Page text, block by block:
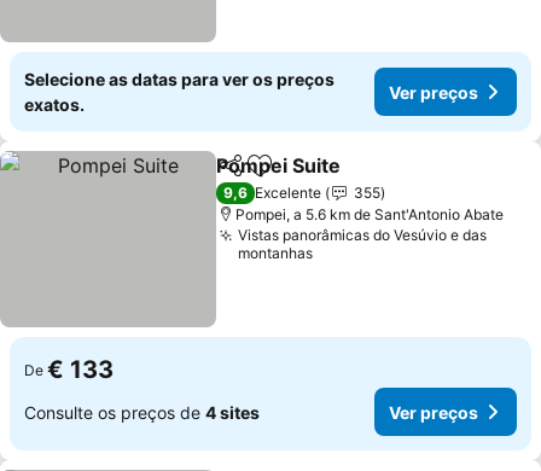
Selecione as datas para ver os preços
exatos.
Ver preços
PartilharAdicionar aos favoritos
Pompei Suite
9,6 Excelente
355
Pompei, a 5.6 km de Sant'Antonio Abate
Vistas panorâmicas do Vesúvio e das
montanhas
De € 133
Consulte os preços de 4 sites Ver preços